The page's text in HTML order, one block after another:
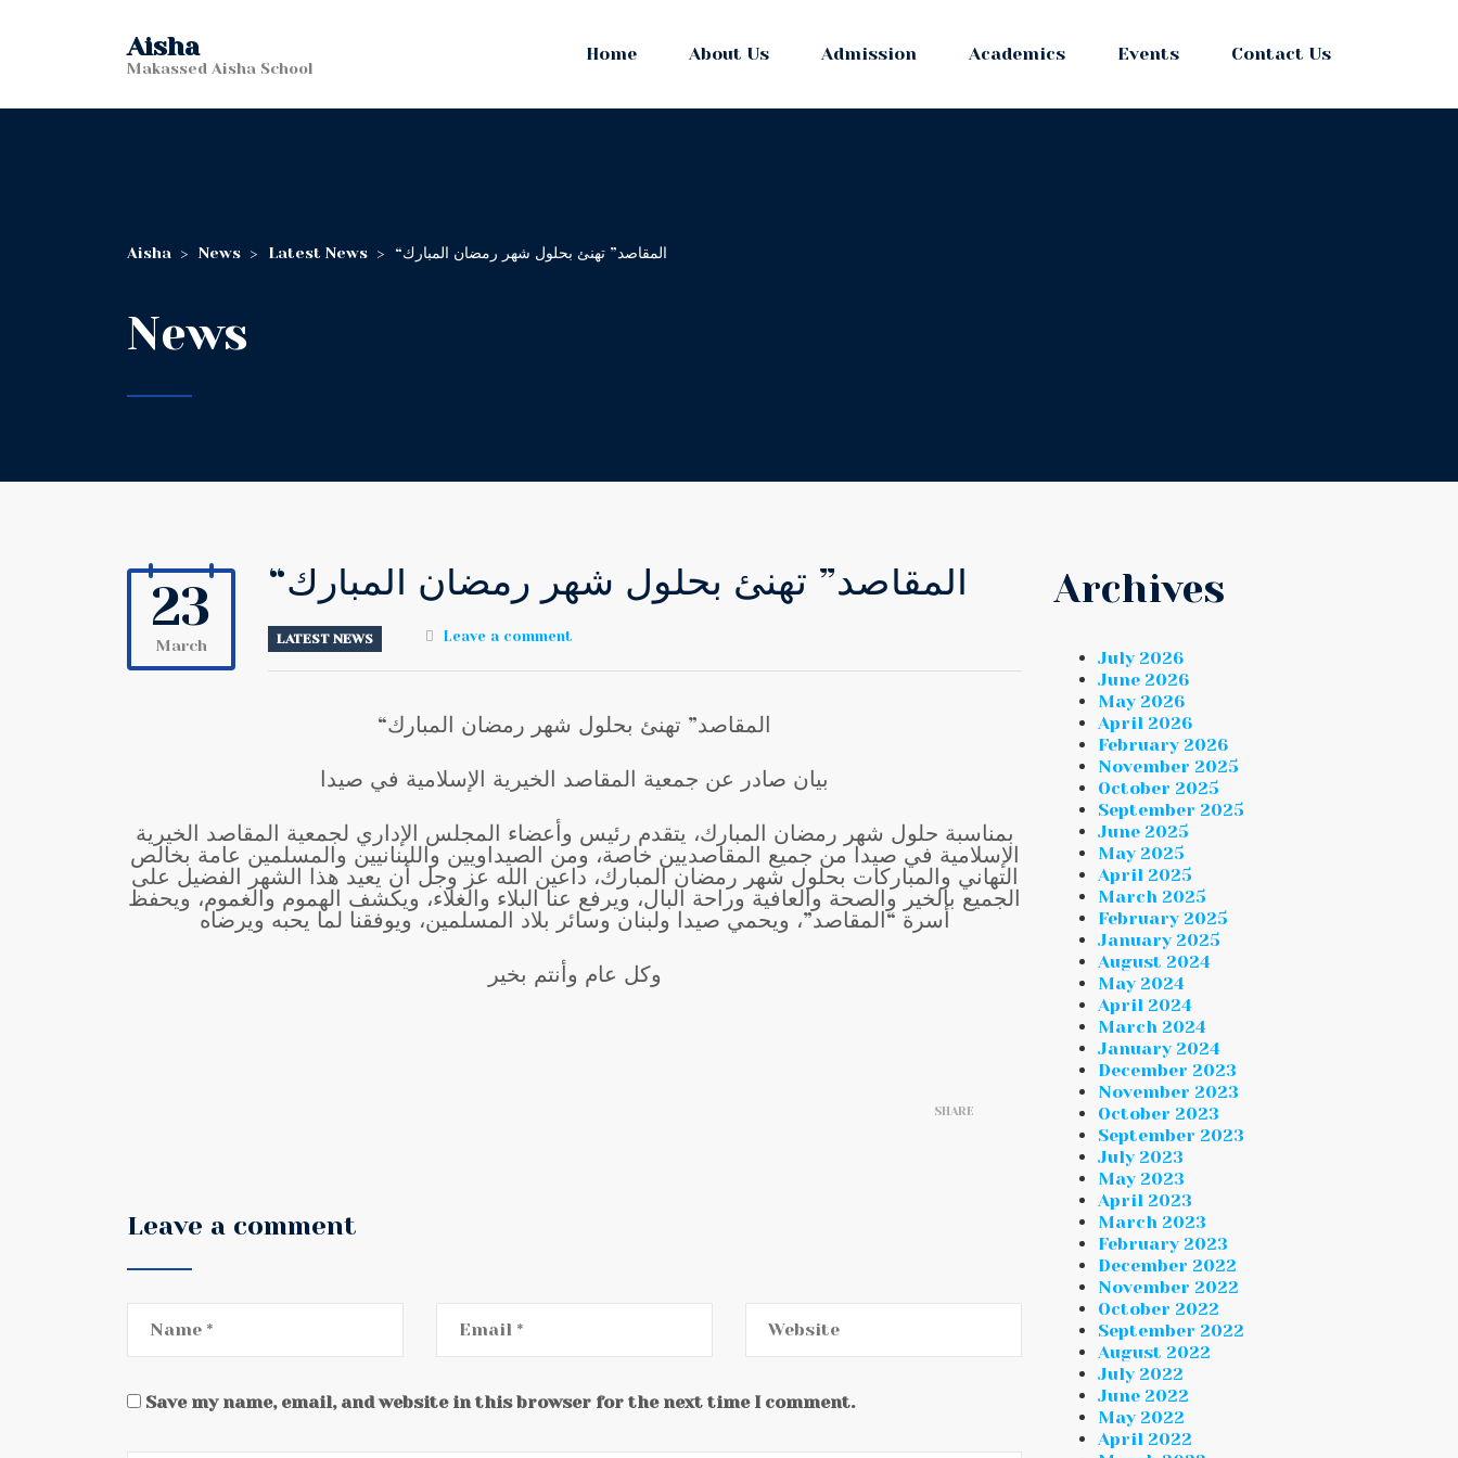
Home About Us Admission Academics Events Contact Us
Aisha
Makassed Aisha School
Aisha > News > Latest News > “المقاصد” تهنئ بحلول شهر رمضان المبارك
News
23
March
“المقاصد” تهنئ بحلول شهر رمضان المبارك
LATEST NEWS Leave a comment
“المقاصد” تهنئ بحلول شهر رمضان المبارك
بيان صادر عن جمعية المقاصد الخيرية الإسلامية في صيدا
بمناسبة حلول شهر رمضان المبارك، يتقدم رئيس وأعضاء المجلس الإداري لجمعية المقاصد الخيرية
الإسلامية في صيدا من جميع المقاصديين خاصة، ومن الصيداويين واللبنانيين والمسلمين عامة بخالص
التهاني والمباركات بحلول شهر رمضان المبارك، داعين الله عز وجل أن يعيد هذا الشهر الفضيل على
الجميع بالخير والصحة والعافية وراحة البال، ويرفع عنا البلاء والغلاء، ويكشف الهموم والغموم، ويحفظ
أسرة “المقاصد”، ويحمي صيدا ولبنان وسائر بلاد المسلمين، ويوفقنا لما يحبه ويرضاه
وكل عام وأنتم بخير
SHARE
Leave a comment
Save my name, email, and website in this browser for the next time I comment.
Archives
July 2026
June 2026
May 2026
April 2026
February 2026
November 2025
October 2025
September 2025
June 2025
May 2025
April 2025
March 2025
February 2025
January 2025
August 2024
May 2024
April 2024
March 2024
January 2024
December 2023
November 2023
October 2023
September 2023
July 2023
May 2023
April 2023
March 2023
February 2023
December 2022
November 2022
October 2022
September 2022
August 2022
July 2022
June 2022
May 2022
April 2022